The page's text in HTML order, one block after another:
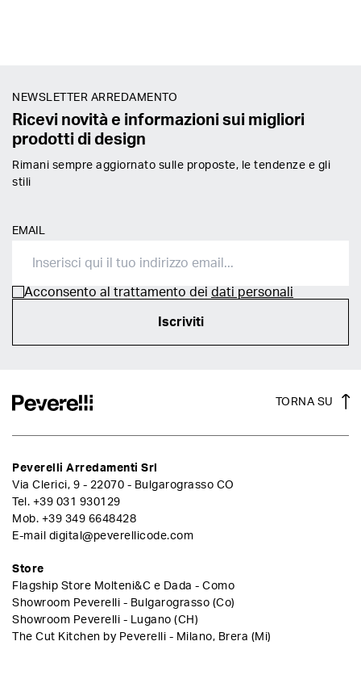
NEWSLETTER ARREDAMENTO
Ricevi novità e informazioni sui migliori
prodotti di design
Rimani sempre aggiornato sulle proposte, le tendenze e gli
stili
EMAIL
Acconsento al trattamento dei dati personali
Iscriviti
TORNA SU
Peverelli Arredamenti Srl
Via Clerici, 9 - 22070 - Bulgarograsso CO
Tel. +39 031 930129
Mob. +39 349 6648428
E-mail digital@peverellicode.com
Store
Flagship Store Molteni&C e Dada - Como
Showroom Peverelli - Bulgarograsso (Co)
Showroom Peverelli - Lugano (CH)
The Cut Kitchen by Peverelli - Milano, Brera (Mi)